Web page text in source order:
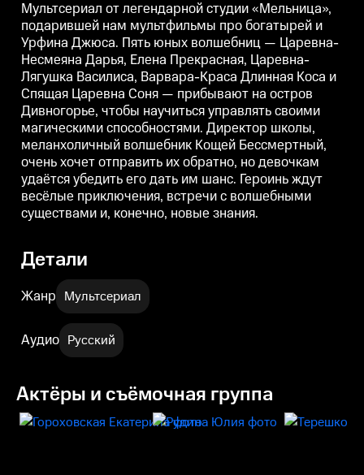
остров Дивногорье, чтобы
научиться управлять своими
магическими способностями.
Директор школы,
меланхоличный волшебник
Кощей Бессмертный, очень
хочет отправить их обратно, но
девочкам удаётся убедить его
дать им шанс. Героинь ждут
весёлые приключения, встречи
с волшебными существами и,
конечно, новые знания.
остров Дивногорье, чтобы
научиться управлять своими
магическими способностями.
Директор школы,
меланхоличный волшебник
Кощей Бессмертный, очень
хочет отправить их обратно, но
девочкам удаётся убедить его
дать им шанс. Героинь ждут
весёлые приключения, встречи
с волшебными существами и,
конечно, новые знания.
Мультсериал от легендарной студии «Мельница»,
подарившей нам мультфильмы про богатырей и
Урфина Джюса. Пять юных волшебниц — Царевна-
Несмеяна Дарья, Елена Прекрасная, Царевна-
Лягушка Василиса, Варвара-Краса Длинная Коса и
Спящая Царевна Соня — прибывают на остров
Дивногорье, чтобы научиться управлять своими
магическими способностями. Директор школы,
меланхоличный волшебник Кощей Бессмертный,
очень хочет отправить их обратно, но девочкам
удаётся убедить его дать им шанс. Героинь ждут
весёлые приключения, встречи с волшебными
существами и, конечно, новые знания.
Детали
Жанр Мультсериал
Аудио Русский
Актёры и съёмочная группа